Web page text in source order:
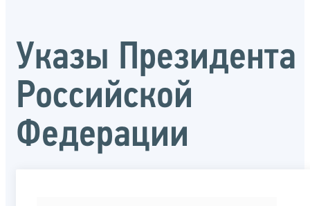
Указы Президента
Российской
Федерации